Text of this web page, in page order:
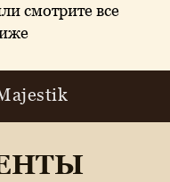
смотрите все